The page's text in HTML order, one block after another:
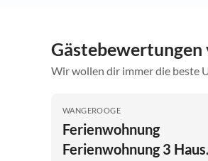
Gästebewertungen
Wir wollen dir immer die beste
WANGEROOGE
Ferienwohnung
Ferienwohnung 3 Haus